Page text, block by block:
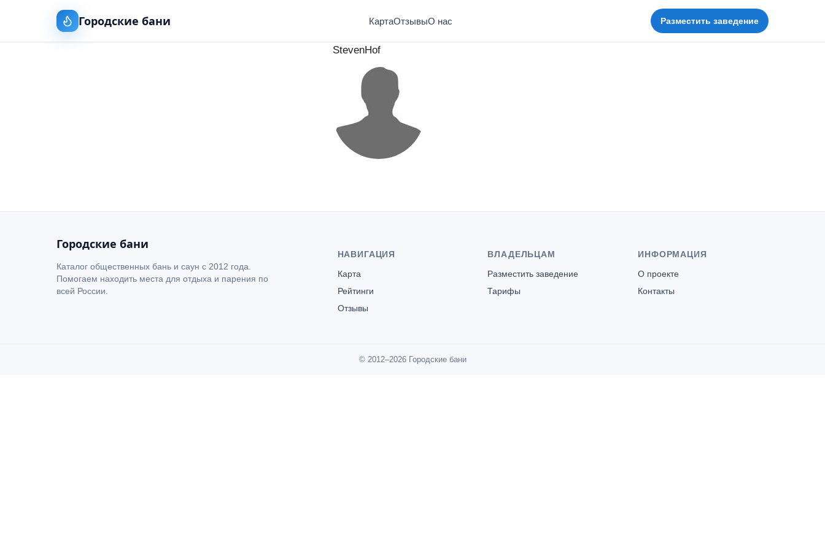
Городские бани КартаОтзывыО нас Разместить заведение
StevenHof
Городские бани
Каталог общественных бань и саун с 2012 года.
Помогаем находить места для отдыха и парения по
всей России.
НАВИГАЦИЯ
Карта
Рейтинги
Отзывы
ВЛАДЕЛЬЦАМ
Разместить заведение
Тарифы
ИНФОРМАЦИЯ
О проекте
Контакты
© 2012–2026 Городские бани